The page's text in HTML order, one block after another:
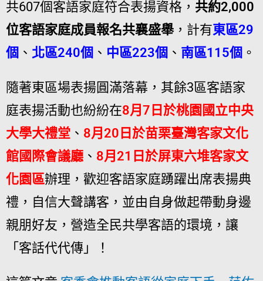
共607個客語家庭符合表揚資格， 共約2,000
位客語家庭成員報名共襄盛舉，計有東區29
個 、 北區240個 、 中區223個 、 南區115個 。
隨著東區場表揚圓滿落幕，其餘3區客語家
庭表揚活動也紛紛在8月7日於桃園國立中央
大學大禮堂 、 8月20日於苗栗臺灣客家文化
館國際會議廳 、 8月21日於屏東六堆客家文
化園區辦理，歡迎客語家庭踴躍出席表揚典
禮，自信大聲講客，並由自身做起帶動身邊
親朋好友，營造全民共學客語的環境，讓
「客話代代傳」！